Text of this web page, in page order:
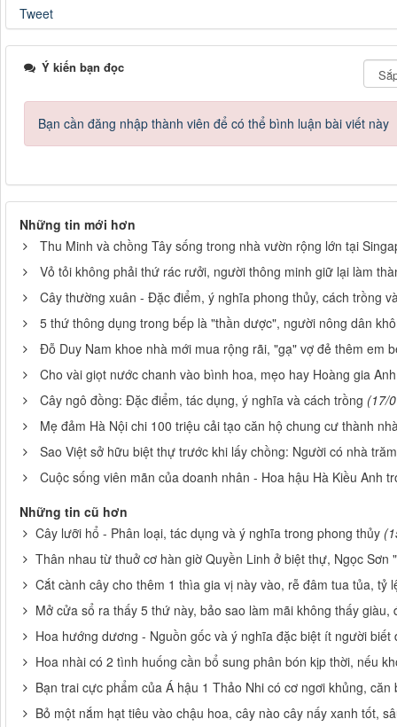
Tweet
Ý kiến bạn đọc
Bạn cần đăng nhập thành viên để có thể bình luận bài viết này
Những tin mới hơn
Thu Minh và chồng Tây sống trong nhà vườn rộng lớn tại
Vỏ tỏi không phải thứ rác rưởi, người thông minh giữ lại làm
Cây thường xuân - Đặc điểm, ý nghĩa phong thủy, cách trồng
5 thứ thông dụng trong bếp là "thần dược", người nông dân
Đỗ Duy Nam khoe nhà mới mua rộng rãi, "gạ" vợ đẻ thêm em
Cho vài giọt nước chanh vào bình hoa, mẹo hay Hoàng gia
Cây ngô đồng: Đặc điểm, tác dụng, ý nghĩa và cách trồng (17/
Mẹ đảm Hà Nội chi 100 triệu cải tạo căn hộ chung cư thành
Sao Việt sở hữu biệt thự trước khi lấy chồng: Người có nhà
Cuộc sống viên mãn của doanh nhân - Hoa hậu Hà Kiều Anh
Những tin cũ hơn
Cây lưỡi hổ - Phân loại, tác dụng và ý nghĩa trong phong thủy
Thân nhau từ thuở cơ hàn giờ Quyền Linh ở biệt thự, Ngọc
Cắt cành cây cho thêm 1 thìa gia vị này vào, rễ đâm tua tủa, tỷ
Mở cửa sổ ra thấy 5 thứ này, bảo sao làm mãi không thấy giàu,
Hoa hướng dương - Nguồn gốc và ý nghĩa đặc biệt ít người biết
Hoa nhài có 2 tình huống cần bổ sung phân bón kịp thời, nếu
Bạn trai cực phẩm của Á hậu 1 Thảo Nhi có cơ ngơi khủng,
Bỏ một nắm hạt tiêu vào chậu hoa, cây nào cây nấy xanh tốt,